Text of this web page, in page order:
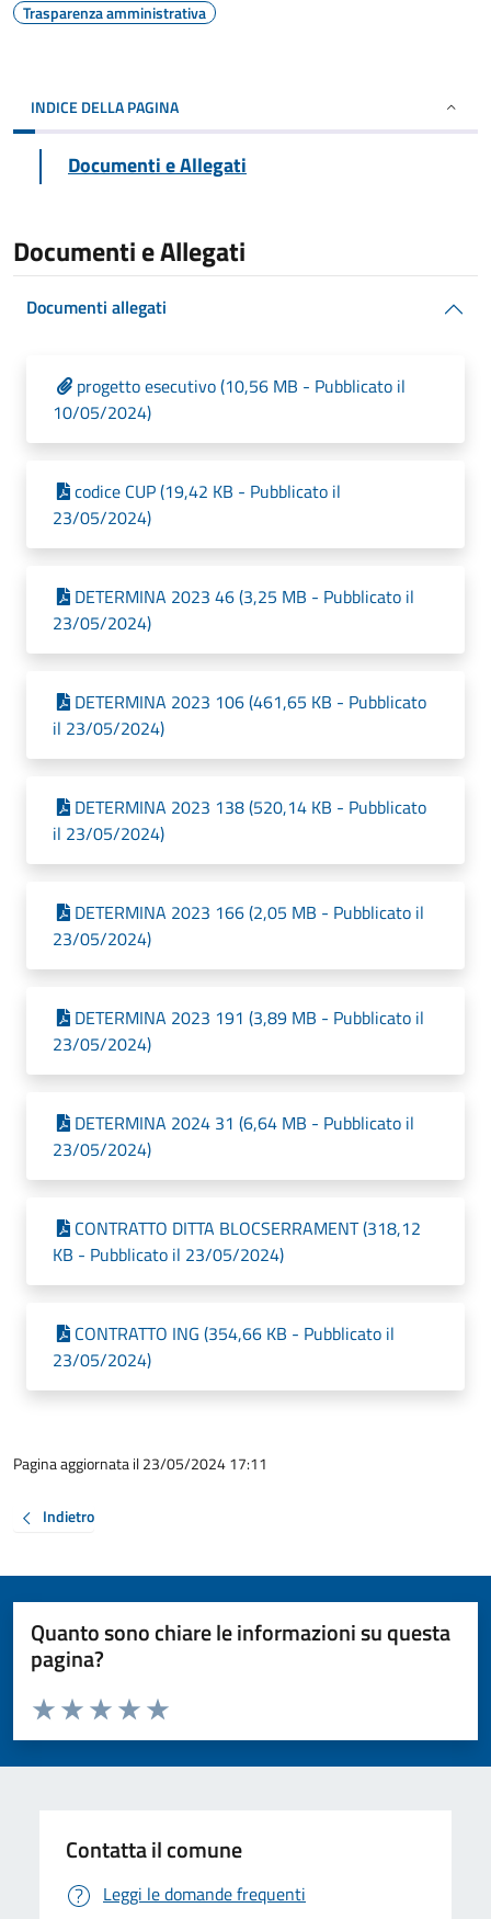
Trasparenza amministrativa
INDICE DELLA PAGINA
Documenti e Allegati
Documenti e Allegati
Documenti allegati
progetto esecutivo (10,56 MB - Pubblicato il
10/05/2024)
codice CUP (19,42 KB - Pubblicato il
23/05/2024)
DETERMINA 2023 46 (3,25 MB - Pubblicato il
23/05/2024)
DETERMINA 2023 106 (461,65 KB - Pubblicato
il 23/05/2024)
DETERMINA 2023 138 (520,14 KB - Pubblicato
il 23/05/2024)
DETERMINA 2023 166 (2,05 MB - Pubblicato il
23/05/2024)
DETERMINA 2023 191 (3,89 MB - Pubblicato il
23/05/2024)
DETERMINA 2024 31 (6,64 MB - Pubblicato il
23/05/2024)
CONTRATTO DITTA BLOCSERRAMENT (318,12
KB - Pubblicato il 23/05/2024)
CONTRATTO ING (354,66 KB - Pubblicato il
23/05/2024)
Pagina aggiornata il 23/05/2024 17:11
Indietro
Quanto sono chiare le informazioni su questa
pagina?
Valuta da 1 a 5 stelle la pagina
Valuta 5 stelle su 5
Valuta 4 stelle su 5
Valuta 3 stelle su 5
Valuta 2 stelle su 5
Valuta 1 stelle su 5
Contatta il comune
Leggi le domande frequenti